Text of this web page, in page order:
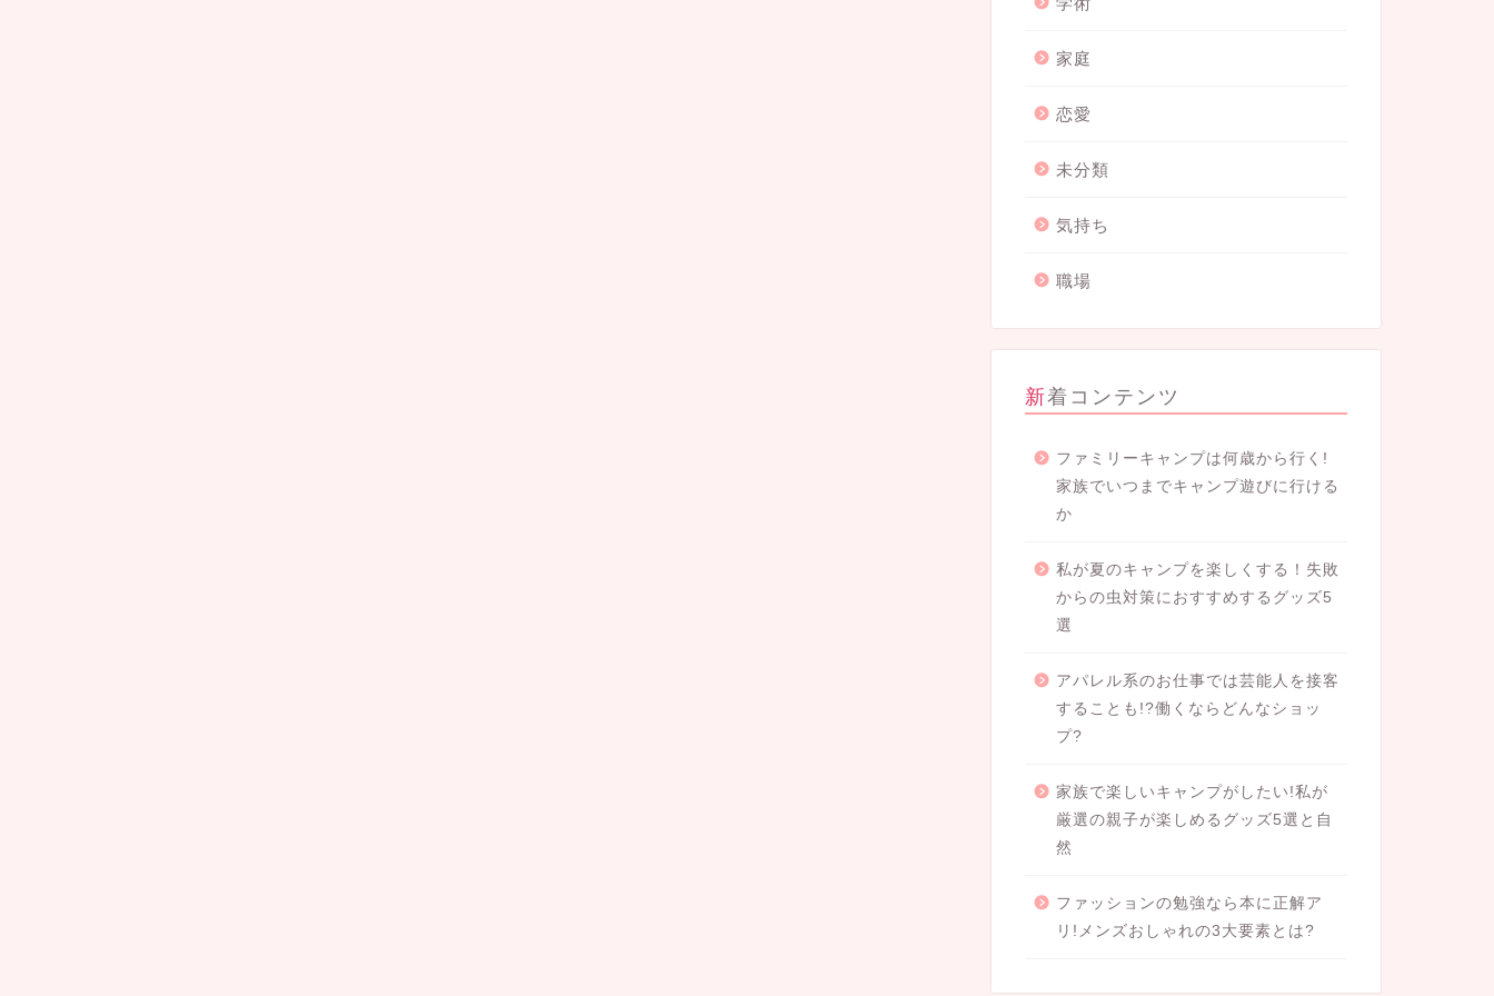
家庭
恋愛
未分類
気持ち
職場
新着コンテンツ
ファミリーキャンプは何歳から行く!
家族でいつまでキャンプ遊びに行ける
か
私が夏のキャンプを楽しくする！失敗
からの虫対策におすすめするグッズ5
選
アパレル系のお仕事では芸能人を接客
することも!?働くならどんなショッ
プ?
家族で楽しいキャンプがしたい!私が
厳選の親子が楽しめるグッズ5選と自
然
ファッションの勉強なら本に正解ア
リ!メンズおしゃれの3大要素とは?